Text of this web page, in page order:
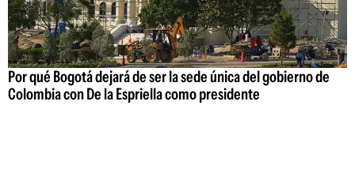
Por qué Bogotá dejará de ser la sede única del gobierno de
Colombia con De la Espriella como presidente